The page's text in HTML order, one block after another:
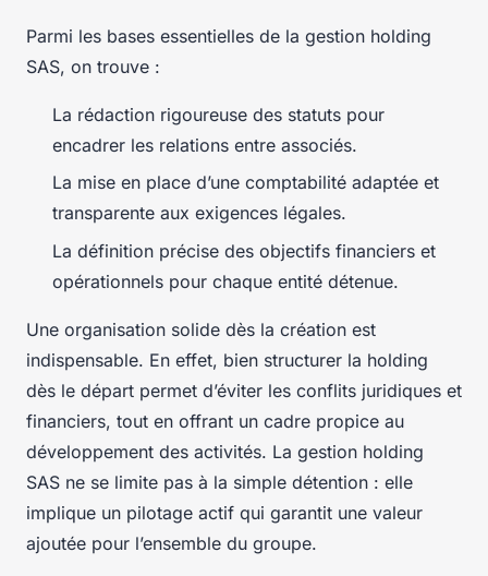
Parmi les bases essentielles de la gestion holding
SAS, on trouve :
La rédaction rigoureuse des statuts pour
encadrer les relations entre associés.
La mise en place d’une comptabilité adaptée et
transparente aux exigences légales.
La définition précise des objectifs financiers et
opérationnels pour chaque entité détenue.
Une organisation solide dès la création est
indispensable. En effet, bien structurer la holding
dès le départ permet d’éviter les conflits juridiques et
financiers, tout en offrant un cadre propice au
développement des activités. La gestion holding
SAS ne se limite pas à la simple détention : elle
implique un pilotage actif qui garantit une valeur
ajoutée pour l’ensemble du groupe.